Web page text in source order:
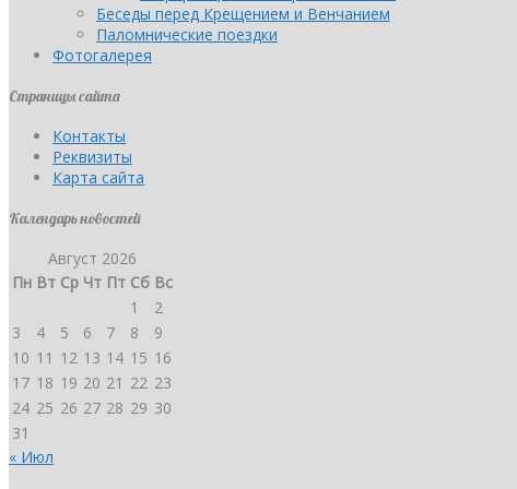
Беседы перед Крещением и Венчанием
Паломнические поездки
Фотогалерея
Страницы сайта
Контакты
Реквизиты
Карта сайта
Календарь новостей
Август 2026
Пн Вт Ср Чт Пт Сб Вс
1
2
3
4 5 6 7 8
9
10 11 12 13 14 15 16
17 18 19 20 21 22 23
24 25 26 27 28 29 30
31
« Июл